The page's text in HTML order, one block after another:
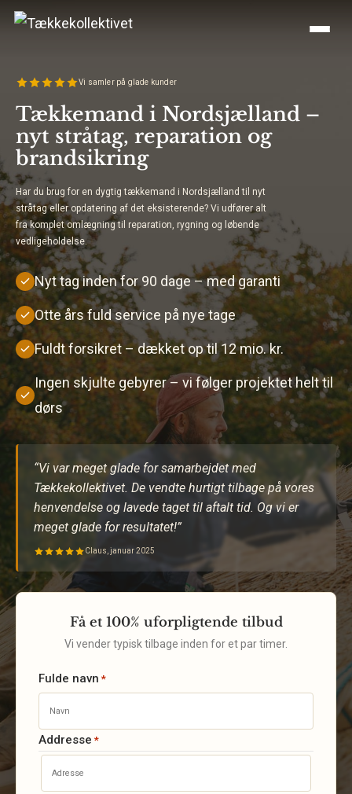
Vi samler på glade kunder
Tækkemand i Nordsjælland –
nyt stråtag, reparation og
brandsikring
Har du brug for en dygtig tækkemand i Nordsjælland til nyt
stråtag eller opdatering af det eksisterende? Vi udfører alt
fra komplet omlægning til reparation, rygning og løbende
vedligeholdelse.
Nyt tag inden for 90 dage – med garanti
Otte års fuld service på nye tage
Fuldt forsikret – dækket op til 12 mio. kr.
Ingen skjulte gebyrer – vi følger projektet helt til
dørs
“Vi var meget glade for samarbejdet med
Tækkekollektivet. De vendte hurtigt tilbage på vores
henvendelse og lavede taget til aftalt tid. Og vi er
meget glade for resultatet!”
Claus, januar 2025
Få et 100% uforpligtende tilbud
Vi vender typisk tilbage inden for et par timer.
Fulde navn *
Addresse *